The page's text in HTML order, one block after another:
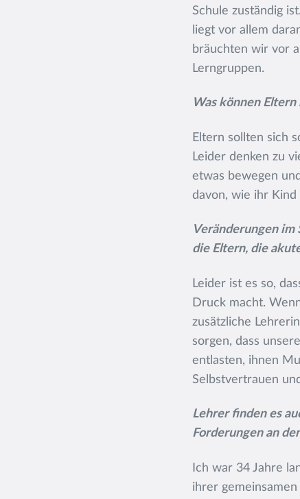
Schule zuständig
liegt vor allem
bräuchten wir vor
Lerngruppen.
Was können Eltern
Eltern sollten sich
Leider denken zu
etwas bewegen
davon, wie ihr
Veränderungen im
die Eltern, die
Leider ist es so,
Druck macht.
zusätzliche
sorgen, dass
entlasten, ihnen
Selbstvertrauen
Lehrer finden es
Forderungen an
Ich war 34 Jahre
ihrer